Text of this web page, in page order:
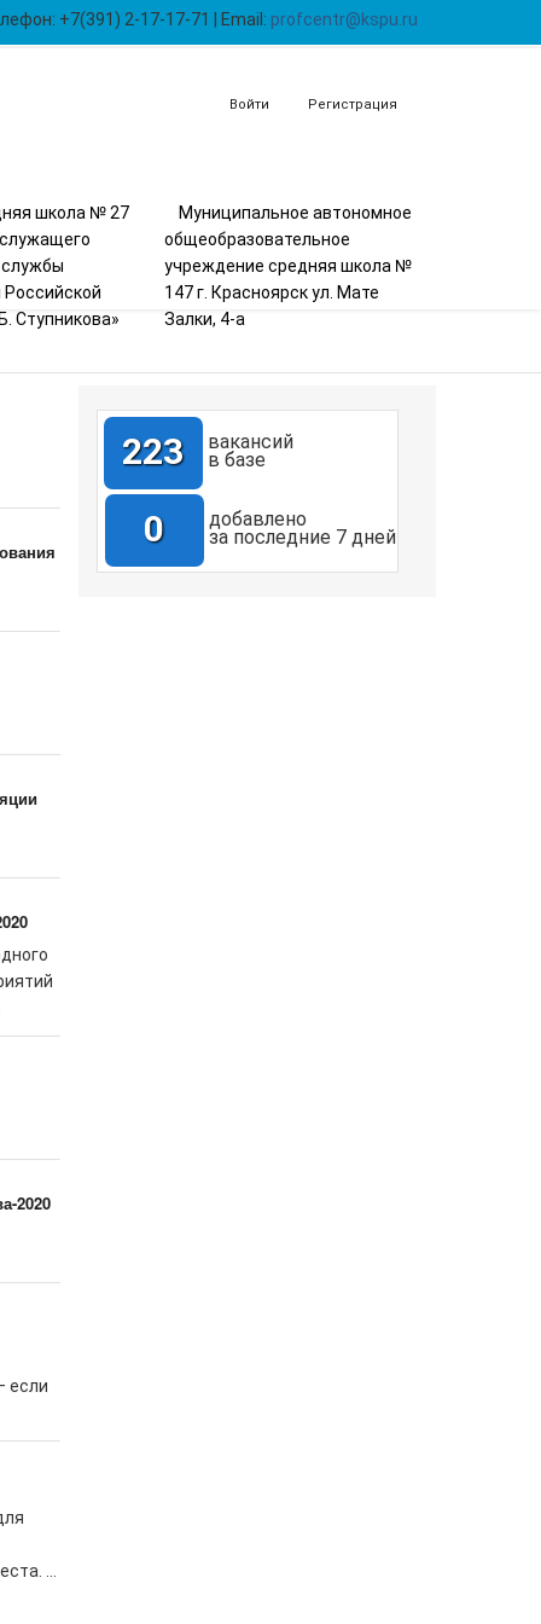
+7(391) 2-17-17-71 | Email: profcentr@kspu.ru
Войти Регистрация
школа № 27
Российской
Ступникова»
Муниципальное автономное
общеобразовательное
учреждение средняя школа №
147 г. Красноярск ул. Мате
Залки, 4-а
2020
если
...
223 вакансий
в базе
0 добавлено
за последние 7 дней